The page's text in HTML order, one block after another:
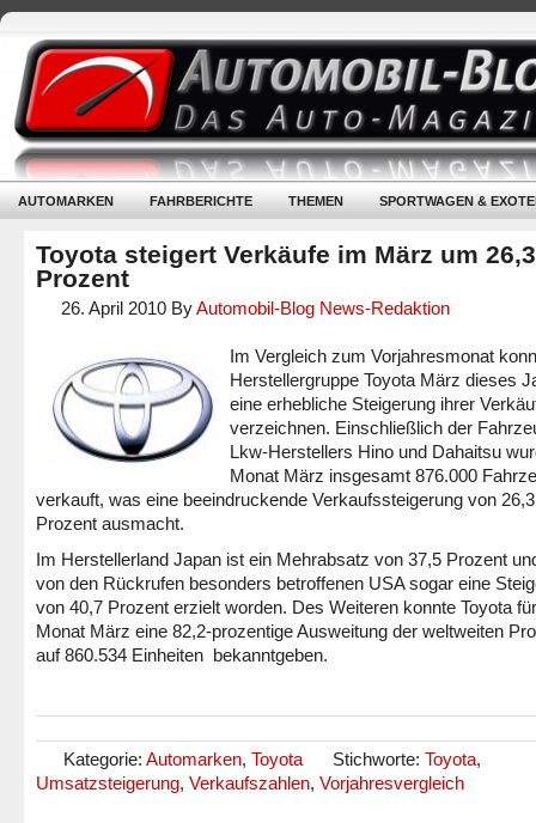
AUTOMARKEN FAHRBERICHTE THEMEN SPORTWAGEN &
Toyota steigert Verkäufe im März um 26,3
Prozent
26. April 2010 ByAutomobil-Blog News-Redaktion
Im Vergleich zum Vorjahresmonat
Herstellergruppe Toyota März dieses
eine erhebliche Steigerung ihrer
verzeichnen. Einschließlich der
Lkw-Herstellers Hino und Dahaitsu
Monat März insgesamt 876.000
verkauft, was eine beeindruckende Verkaufssteigerung von 26,3
Prozent ausmacht.
Im Herstellerland Japan ist ein Mehrabsatz von 37,5 Prozent
von den Rückrufen besonders betroffenen USA sogar eine
von 40,7 Prozent erzielt worden. Des Weiteren konnte Toyota
Monat März eine 82,2-prozentige Ausweitung der weltweiten
auf 860.534 Einheiten bekanntgeben.
Kategorie: Automarken, Toyota Stichworte: Toyota,
Umsatzsteigerung, Verkaufszahlen, Vorjahresvergleich